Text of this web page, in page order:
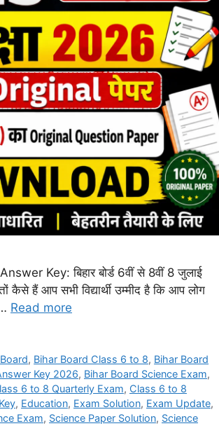
Key: बिहार बोर्ड 6वीं से 8वीं 8 जुलाई
कैसे हैं आप सभी विद्यार्थी उम्मीद है कि आप लोग
Read more
, Bihar Board Class 6 to 8, Bihar Board
Key 2026, Bihar Board Science Exam,
6 to 8 Quarterly Exam, Class 6 to 8
, Education, Exam Solution, Exam Update,
Exam, Science Paper Solution, Science